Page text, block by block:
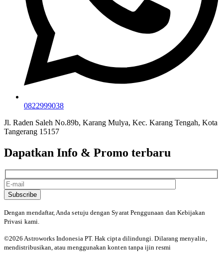
0822999038
Jl. Raden Saleh No.89b, Karang Mulya, Kec. Karang Tengah, Kota
Tangerang 15157
Dapatkan Info & Promo terbaru
Subscribe
Dengan mendaftar, Anda setuju dengan Syarat Penggunaan dan Kebijakan
Privasi kami.
©️2026 Astroworks Indonesia PT. Hak cipta dilindungi. Dilarang menyalin,
mendistribusikan, atau menggunakan konten tanpa ijin resmi